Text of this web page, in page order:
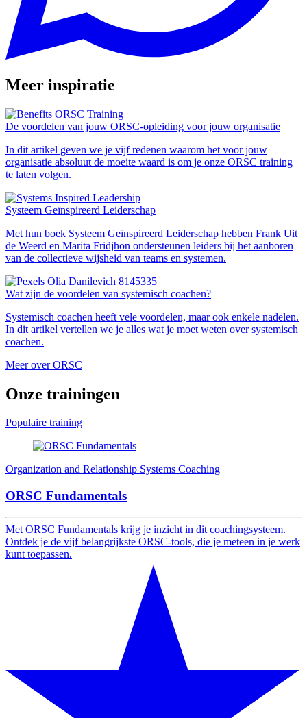
verzameld op basis van uw gebruik van hun services.
Meer inspiratie
De voordelen van jouw ORSC-opleiding voor jouw organisatie
In dit artikel geven we je vijf redenen waarom het voor jouw
organisatie absoluut de moeite waard is om je onze ORSC training
te laten volgen.
Systeem Geïnspireerd Leiderschap
Met hun boek Systeem Geïnspireerd Leiderschap hebben Frank Uit
de Weerd en Marita Fridjhon ondersteunen leiders bij het aanboren
van de collectieve wijsheid van teams en systemen.
Wat zijn de voordelen van systemisch coachen?
Systemisch coachen heeft vele voordelen, maar ook enkele nadelen.
In dit artikel vertellen we je alles wat je moet weten over systemisch
coachen.
Meer over ORSC
Onze trainingen
Populaire training
Organization and Relationship Systems Coaching
ORSC Fundamentals
Met ORSC Fundamentals krijg je inzicht in dit coachingsysteem.
Ontdek je de vijf belangrijkste ORSC-tools, die je meteen in je werk
kunt toepassen.